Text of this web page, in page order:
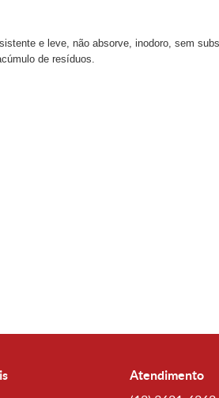
e leve, não absorve, inodoro, sem
de resíduos.
Atendimento